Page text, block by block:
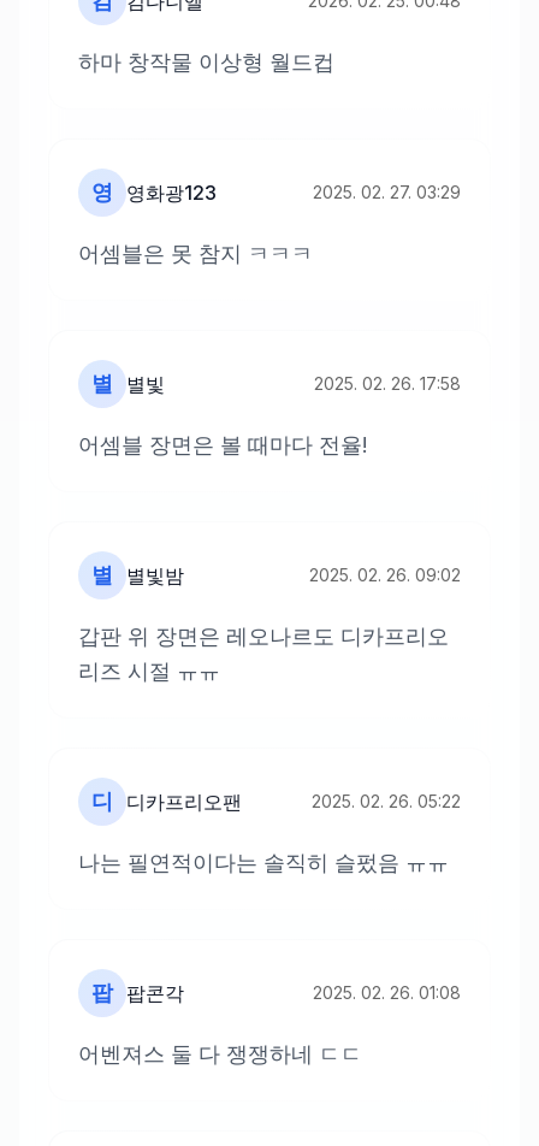
하마 창작물 이상형 월드컵
영 영화광123 2025. 02. 27. 03:29
어셈블은 못 참지 ㅋㅋㅋ
별 별빛 2025. 02. 26. 17:58
어셈블 장면은 볼 때마다 전율!
별 별빛밤 2025. 02. 26. 09:02
갑판 위 장면은 레오나르도 디카프리오
리즈 시절 ㅠㅠ
디 디카프리오팬 2025. 02. 26. 05:22
나는 필연적이다는 솔직히 슬펐음 ㅠㅠ
팝 팝콘각 2025. 02. 26. 01:08
어벤져스 둘 다 쟁쟁하네 ㄷㄷ